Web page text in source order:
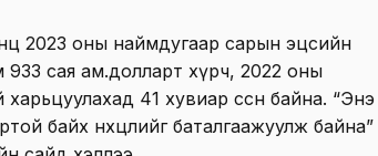
2023 оны наймдугаар сарын эцсийн
933 сая ам.долларт хүрч, 2022 оны
41 хувиар өссөн байна. “Энэ
байх нөхцөлийг баталгаажуулж байна”